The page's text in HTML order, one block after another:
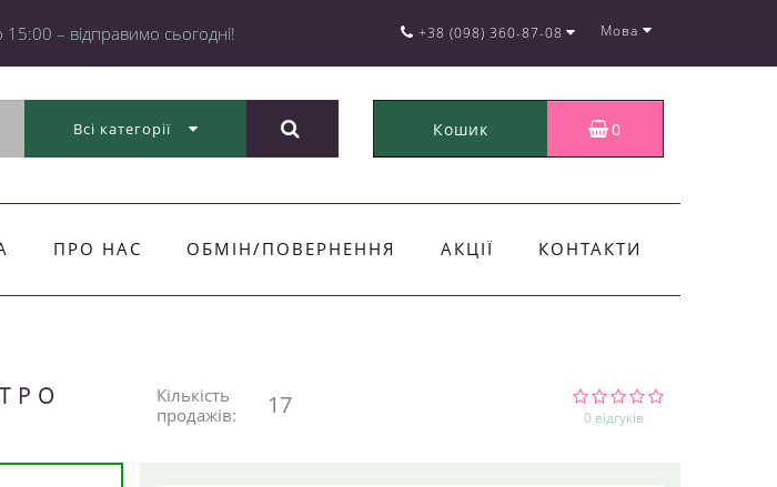
– відправимо сьогодні! +38 (098) 360-87-08 Мова
Всі категорії Кошик 0
ПРО НАС ОБМІН/ПОВЕРНЕННЯ АКЦІЇ КОНТАКТИ
Кількість
продажів:
17 0 відгуків